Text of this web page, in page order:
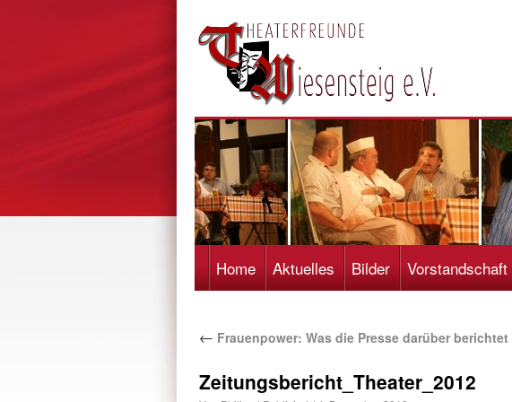
Home Aktuelles Bilder Vorstandschaft
← Frauenpower: Was die Presse darüber berichtet
Zeitungsbericht_Theater_2012